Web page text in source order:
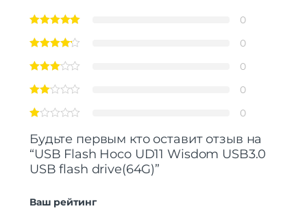
0
0
0
0
0
Будьте первым кто оставит отзыв на
“USB Flash Hoco UD11 Wisdom USB3.0
USB flash drive(64G)”
Ваш рейтинг